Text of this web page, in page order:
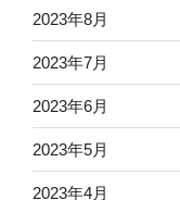
2023年8月
2023年7月
2023年6月
2023年5月
2023年4月